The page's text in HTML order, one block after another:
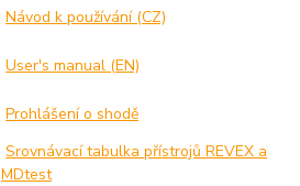
Návod k používání (CZ)
User's manual (EN)
Prohlášení o shodě
Srovnávací tabulka přístrojů REVEX a
MDtest